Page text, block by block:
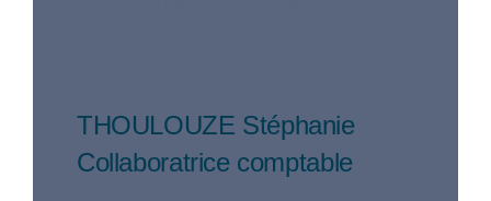
THOULOUZE Stéphanie
Collaboratrice comptable